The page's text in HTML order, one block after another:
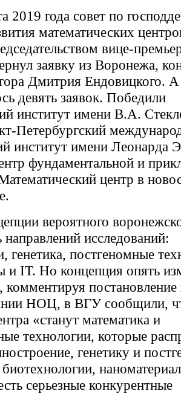
2019 года совет по
математических
вице-
заявку из Воронежа,
Дмитрия Ендовицкого. А
девять заявок. Победили
институт имени В.А.
Петербургский
институт имени Леонарда
фундаментальной и
центр в
вероятного
направлений исследований:
генетика, постгеномные
и IT. Но концепция опять
комментируя постановление
НОЦ, в ВГУ сообщили,
«станут математика и
технологии, которые
генетику и
биотехнологии,
серьезные конкурентные